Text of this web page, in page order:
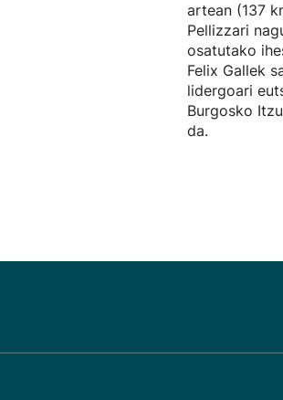
artean (137
Pellizzari
osatutako
Felix Gallek
lidergoari
Burgosko
da.